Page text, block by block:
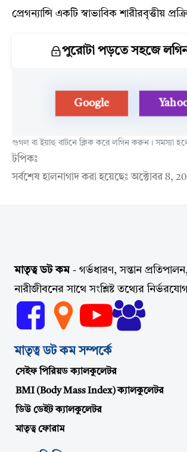
প্রেগন্যান্সি একটি স্বাভাবিক শারীরবৃত্তীয়
পুরোটা পড়তে সহজে
Google
গুগল বা ইয়াহু বাটনে ক্লিক করে লগিন করুন। সমস্যা
টপিকঃ
সর্বশেষ হালনাগাদ করা হয়েছেঃঅক্টোবর 8,
মাতৃত্ব ডট কম- গর্ভধারণ, সন্তান
নারীজীবনের সাথে সংশ্লিষ্ট তথ্যের
মাতৃত্ব ডট কম সম্পর্কে
সেইফ পিরিয়ড ক্যালকুলেটর
BMI (Body Mass Index) ক্যালকুলেটর
ডিউ ডেইট ক্যালকুলেটর
মাতৃত্ব ফোরাম